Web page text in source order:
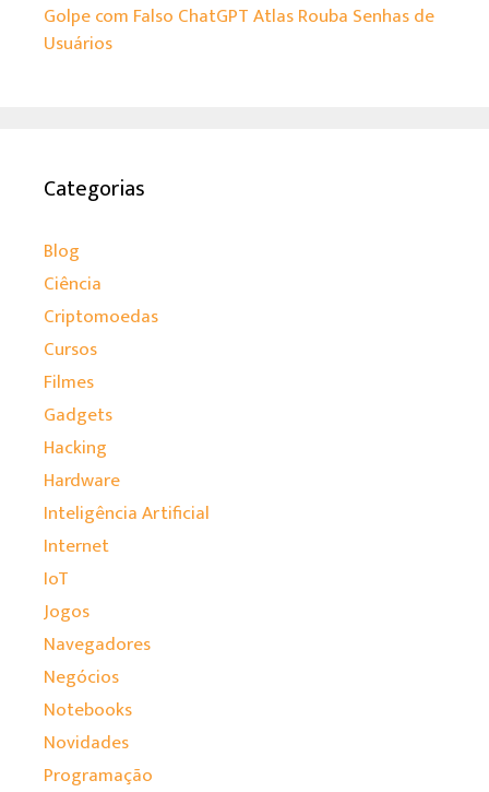
Golpe com Falso ChatGPT Atlas Rouba Senhas de
Usuários
Categorias
Blog
Ciência
Criptomoedas
Cursos
Filmes
Gadgets
Hacking
Hardware
Inteligência Artificial
Internet
IoT
Jogos
Navegadores
Negócios
Notebooks
Novidades
Programação